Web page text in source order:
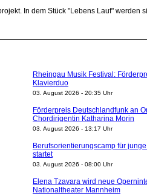
In dem Stück "Lebens Lauf"
Rheingau Musik Festival:
Klavierduo
03. August 2026 - 20:35 Uhr
Förderpreis Deutschlandfunk an
Chordirigentin Katharina Morin
03. August 2026 - 13:17 Uhr
Berufsorientierungscamp für
startet
03. August 2026 - 08:00 Uhr
Elena Tzavara wird neue
Nationaltheater Mannheim